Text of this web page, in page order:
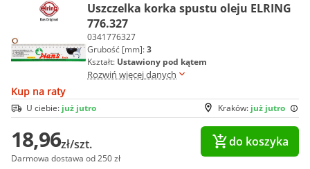
Uszczelka korka spustu oleju ELRING
776.327
0341776327
Grubość [mm]:3
Kształt: Ustawiony pod kątem
Rozwiń więcej danych
Kup na raty
Kraków: już jutro
U ciebie: już jutro
18,96zł/szt.
Darmowa dostawa od 250 zł
do koszyka